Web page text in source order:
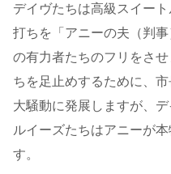
デイヴたちは高級スイー
打ちを「アニーの夫（判
の有力者たちのフリをさ
ちを足止めするために、
大騒動に発展しますが、
ルイーズたちはアニーが
す。